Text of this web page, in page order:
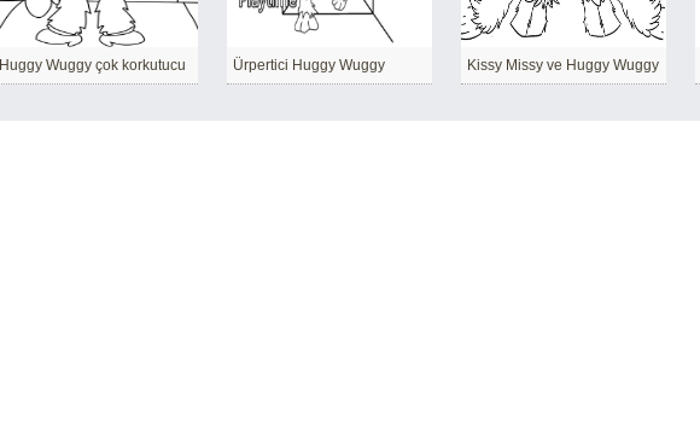
Huggy Wuggy çok korkutucu Ürpertici Huggy Wuggy Kissy Missy ve Huggy Wuggy